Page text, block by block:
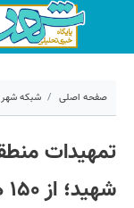
صفحه اصلی شبکه شهر
کد مطلب: